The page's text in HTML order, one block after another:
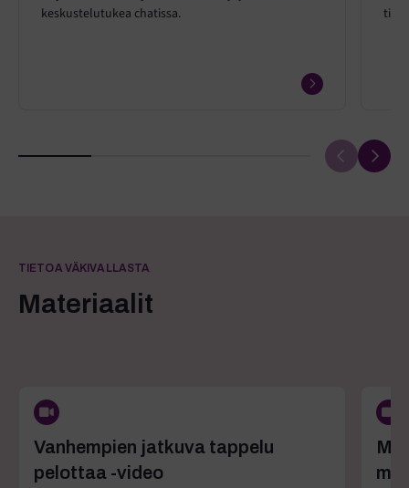
keskustelutukea chatissa.
TIETOA VÄKIVALLASTA
Materiaalit
Vanhempien jatkuva tappelu
pelottaa -video